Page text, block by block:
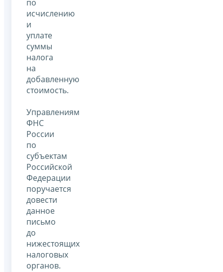
по
исчислению
и
уплате
суммы
налога
на
добавленную
стоимость.
Управлениям
ФНС
России
по
субъектам
Российской
Федерации
поручается
довести
данное
письмо
до
нижестоящих
налоговых
органов.